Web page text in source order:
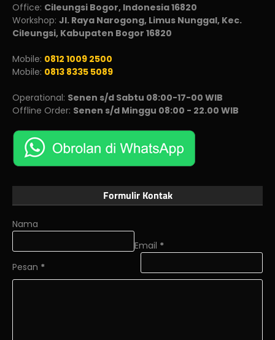
Office: Cileungsi Bogor, Indonesia 16820
Workshop: Jl. Raya Narogong, Limus Nunggal, Kec.
Cileungsi, Kabupaten Bogor 16820
Mobile: 0812 1009 2500
Mobile: 0813 8335 5089
Operational: Senen s/d Sabtu 08:00-17-00 WIB
Offline Order: Senen s/d Minggu 08:00 - 22.00 WIB
Formulir Kontak
Nama
Email *
Pesan *